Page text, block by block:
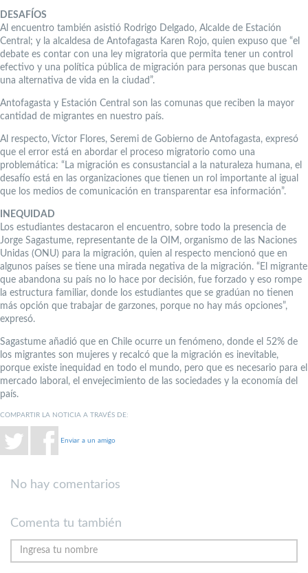
DESAFÍOS
Al encuentro también asistió Rodrigo Delgado, Alcalde de Estación
Central; y la alcaldesa de Antofagasta Karen Rojo, quien expuso que “el
debate es contar con una ley migratoria que permita tener un control
efectivo y una política pública de migración para personas que buscan
una alternativa de vida en la ciudad”.
Antofagasta y Estación Central son las comunas que reciben la mayor
cantidad de migrantes en nuestro país.
Al respecto, Víctor Flores, Seremi de Gobierno de Antofagasta, expresó
que el error está en abordar el proceso migratorio como una
problemática: “La migración es consustancial a la naturaleza humana, el
desafío está en las organizaciones que tienen un rol importante al igual
que los medios de comunicación en transparentar esa información”.
INEQUIDAD
Los estudiantes destacaron el encuentro, sobre todo la presencia de
Jorge Sagastume, representante de la OIM, organismo de las Naciones
Unidas (ONU) para la migración, quien al respecto mencionó que en
algunos países se tiene una mirada negativa de la migración. “El migrante
que abandona su país no lo hace por decisión, fue forzado y eso rompe
la estructura familiar, donde los estudiantes que se gradúan no tienen
más opción que trabajar de garzones, porque no hay más opciones”,
expresó.
Sagastume añadió que en Chile ocurre un fenómeno, donde el 52% de
los migrantes son mujeres y recalcó que la migración es inevitable,
porque existe inequidad en todo el mundo, pero que es necesario para el
mercado laboral, el envejecimiento de las sociedades y la economía del
país.
COMPARTIR LA NOTICIA A TRAVÉS DE:
Enviar a un amigo
No hay comentarios
Comenta tu también